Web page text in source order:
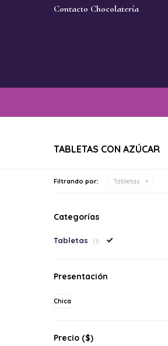
Contacto Chocolatería
TABLETAS CON AZÚCAR
Filtrando por: Tabletas
Categorías
Tabletas (1)
Presentación
Chica
Precio ($)